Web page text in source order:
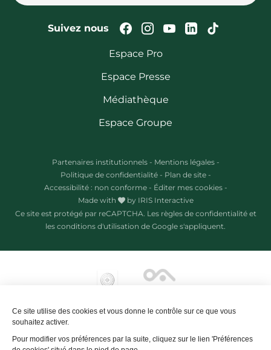
Suivez nous Suivez-nous sur
Suivez-nous sur
Suivez-nous
Suivez-Suivez-
Espace Pro
Espace Presse
Médiathèque
Espace Groupe
Partenaires institutionnels - Mentions légales -
Politique de confidentialité - Plan de site -
Accessibilité : non conforme - Éditer mes cookies -
Made with
by IRIS Interactive
Ce site est protégé par reCAPTCHA. Les règles de confidentialitéet
les conditions d'utilisation de Google s'appliquent.
Ce site utilise des cookies et vous donne le contrôle sur ce que vous
souhaitez activer.
Pour modifier vos préférences par la suite, cliquez sur le lien 'Préférences